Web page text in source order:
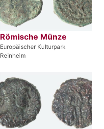
Römische Münze
Europäischer Kulturpark
Reinheim